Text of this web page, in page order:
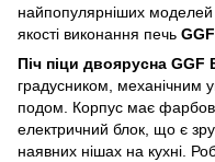
найпопулярніших моделей
якості виконання печь
Піч піци двоярусна GGF
градусником, механічним
подом. Корпус має
електричний блок, що є
наявних нішах на кухні.